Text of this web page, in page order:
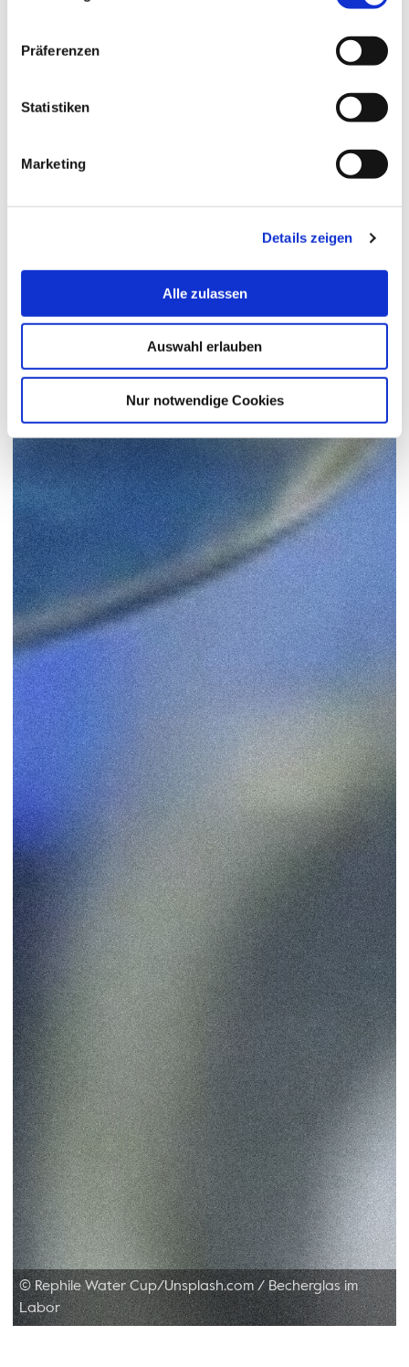
Präferenzen
Statistiken
Marketing
Details zeigen
Alle zulassen
Auswahl erlauben
Nur notwendige Cookies
© Rephile Water Cup/Unsplash.com/Becherglas im
Labor